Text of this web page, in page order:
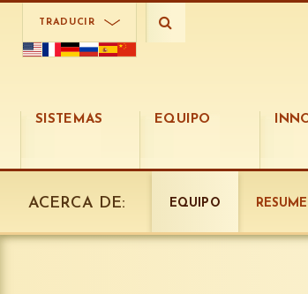
TRADUCIR
SISTEMAS EQUIPO
ACERCA DE: EQUIPO